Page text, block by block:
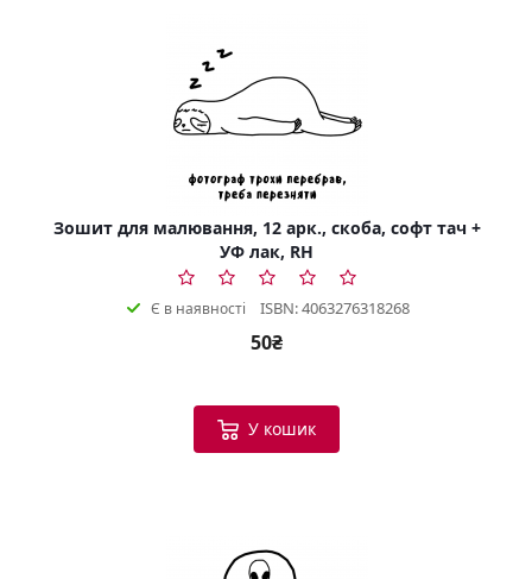
Зошит для малювання, 12 арк., скоба, софт тач +
УФ лак, RH
Є в наявності ISBN: 4063276318268
50₴
У кошик